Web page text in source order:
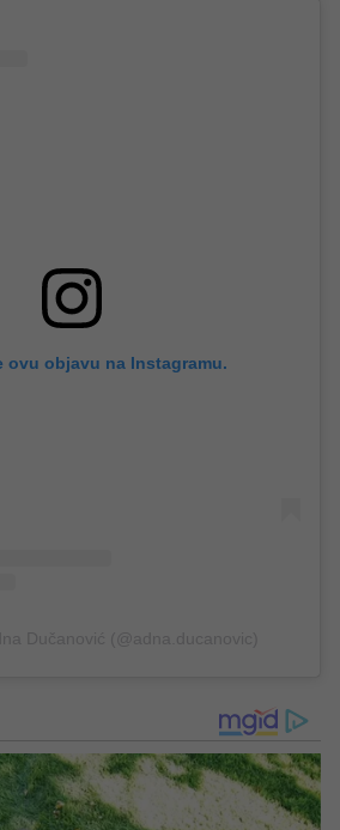
ovu objavu na Instagramu.